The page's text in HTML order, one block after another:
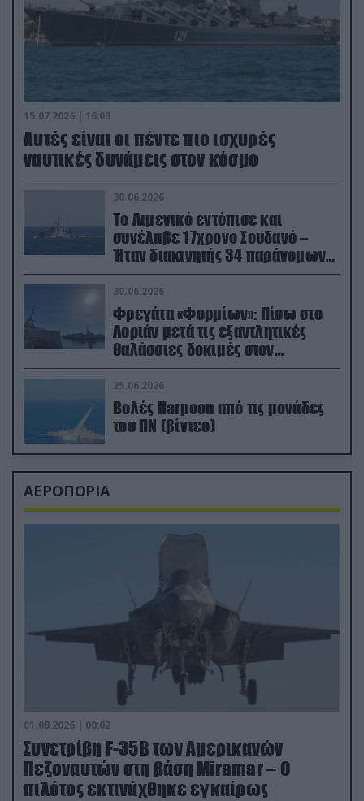
15.07.2026 | 16:03
Aυτές είναι οι πέντε πιο ισχυρές
ναυτικές δυνάμεις στον κόσμο
30.06.2026
Το Λιμενικό εντόπισε και
συνέλαβε 17χρονο Σουδανό –
Ήταν διακινητής 34 παράνομων
μεταναστών
30.06.2026
Φρεγάτα «Φορμίων»: Πίσω στο
Λοριάν μετά τις εξαντλητικές
θαλάσσιες δοκιμές στον
απαιτητικό Βισκαϊκό
25.06.2026
Βολές Harpoon από τις μονάδες
του ΠΝ (βίντεο)
ΑΕΡΟΠΟΡΙΑ
01.08.2026 | 00:02
Συνετρίβη F-35B των Αμερικανών
Πεζοναυτών στη βάση Miramar – Ο
πιλότος εκτινάχθηκε εγκαίρως